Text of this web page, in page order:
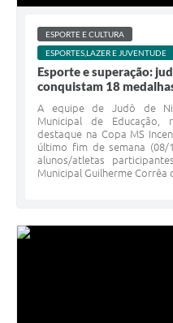
ESPORTE E CULTURA
ESPORTES,LAZER E JUVENTUDE
Esporte e superação:
conquistam 18
A equipe de Judô de
Municipal de Educação,
destaque na Copa MS
último fim de semana (08/
alunos/atletas
Municipal Guilherme Corrêa